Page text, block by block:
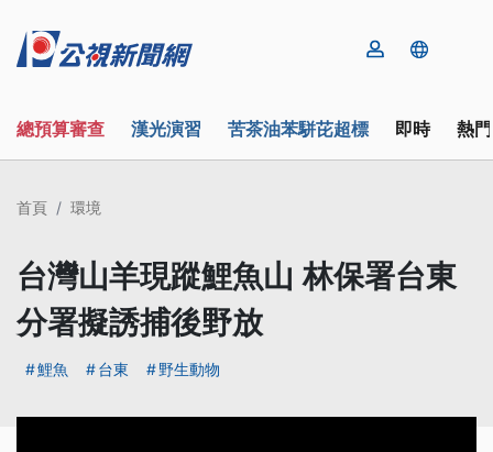
總預算審查 漢光演習 苦茶油苯駢芘超標 即時 熱
首頁 環境
台灣山羊現蹤鯉魚山 林保署台東
分署擬誘捕後野放
鯉魚 台東 野生動物